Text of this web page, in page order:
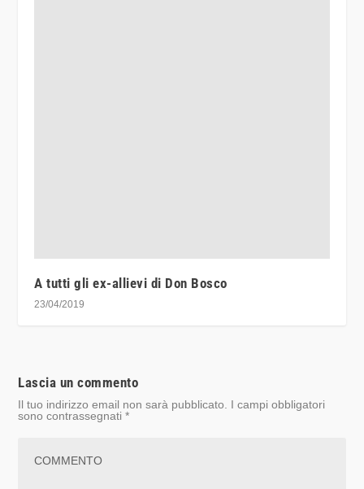
A tutti gli ex-allievi di Don Bosco
23/04/2019
Lascia un commento
Il tuo indirizzo email non sarà pubblicato. I campi obbligatori
sono contrassegnati*